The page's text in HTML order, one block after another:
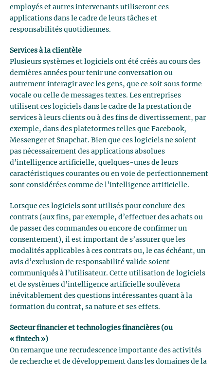
employés et autres intervenants utiliseront ces
applications dans le cadre de leurs tâches et
responsabilités quotidiennes.
Services à la clientèle
Plusieurs systèmes et logiciels ont été créés au cours des
dernières années pour tenir une conversation ou
autrement interagir avec les gens, que ce soit sous forme
vocale ou celle de messages textes. Les entreprises
utilisent ces logiciels dans le cadre de la prestation de
services à leurs clients ou à des fins de divertissement, par
exemple, dans des plateformes telles que Facebook,
Messenger et Snapchat. Bien que ces logiciels ne soient
pas nécessairement des applications absolues
d’intelligence artificielle, quelques-unes de leurs
caractéristiques courantes ou en voie de perfectionnement
sont considérées comme de l’intelligence artificielle.
Lorsque ces logiciels sont utilisés pour conclure des
contrats (aux fins, par exemple, d’effectuer des achats ou
de passer des commandes ou encore de confirmer un
consentement), il est important de s’assurer que les
modalités applicables à ces contrats ou, le cas échéant, un
avis d’exclusion de responsabilité valide soient
communiqués à l’utilisateur. Cette utilisation de logiciels
et de systèmes d’intelligence artificielle soulèvera
inévitablement des questions intéressantes quant à la
formation du contrat, sa nature et ses effets.
Secteur financier et technologies financières (ou
« fintech »)
On remarque une recrudescence importante des activités
de recherche et de développement dans les domaines de la